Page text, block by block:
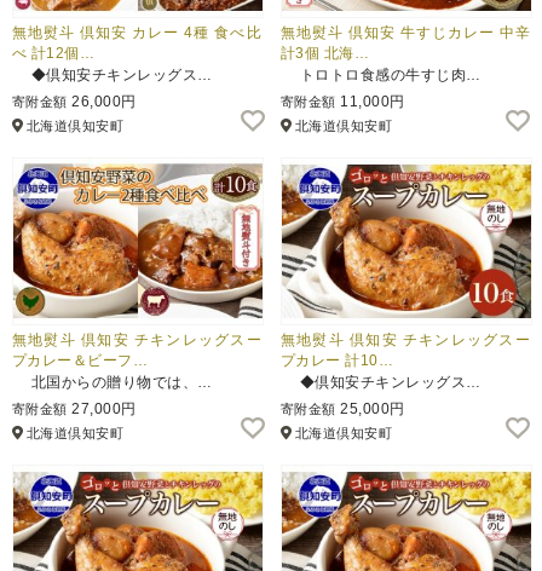
無地熨斗 倶知安 カレー 4種 食べ比
べ 計12個…
◆倶知安チキンレッグス…
寄附金額 26,000円
北海道倶知安町
無地熨斗 倶知安 牛すじカレー 中辛
計3個 北海…
トロトロ食感の牛すじ肉…
寄附金額 11,000円
北海道倶知安町
無地熨斗 倶知安 チキンレッグスー
プカレー＆ビーフ…
北国からの贈り物では、…
寄附金額 27,000円
北海道倶知安町
無地熨斗 倶知安 チキンレッグスー
プカレー 計10…
◆倶知安チキンレッグス…
寄附金額 25,000円
北海道倶知安町